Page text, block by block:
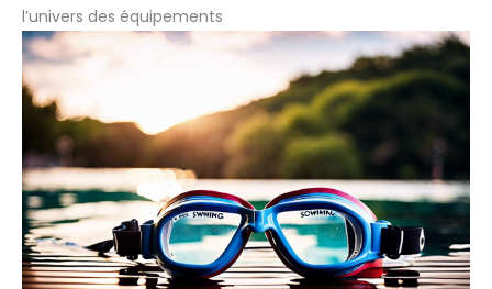
l’univers des équipements